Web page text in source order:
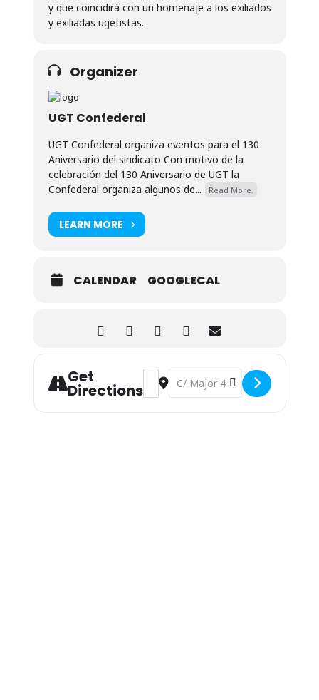
y que coincidirá con un homenaje a los exiliados
y exiliadas ugetistas.
Organizer
UGT Confederal
UGT Confederal organiza eventos para el 130
Aniversario del sindicato Con motivo de la
celebración del 130 Aniversario de UGT la
Confederal organiza algunos de...
Read More.
LEARN MORE
CALENDAR GOOGLECAL
Get
Directions
Address - Exposición Permanente y
Destination Address -